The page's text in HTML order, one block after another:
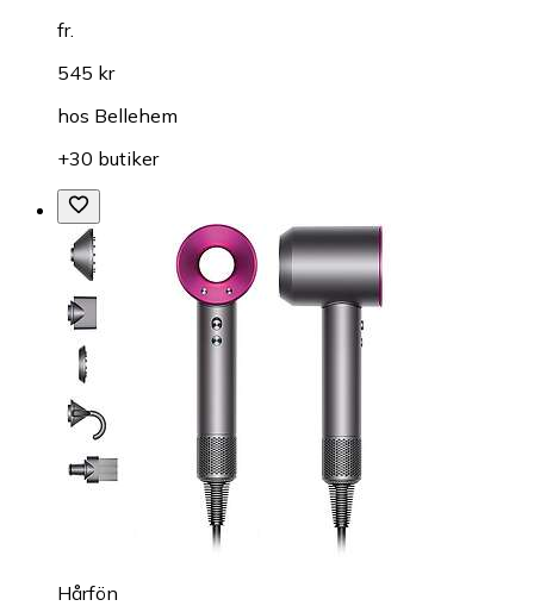
fr.
545 kr
hos Bellehem
+30 butiker
Hårfön